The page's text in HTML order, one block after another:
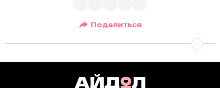
Поделиться